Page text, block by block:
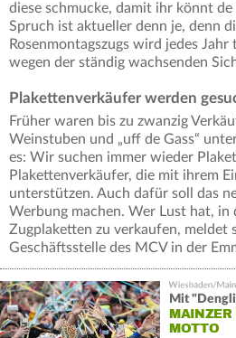
diese schmucke, damit ihr könnt de
Spruch ist aktueller denn je, denn
Rosenmontagszugs wird jedes
wegen der ständig wachsenden
Plakettenverkäufer werden
Früher waren bis zu zwanzig
Weinstuben und „uff de Gass“
es: Wir suchen immer wieder
Plakettenverkäufer, die mit ihrem
unterstützen. Auch dafür soll das
Werbung machen. Wer Lust hat, in
Zugplaketten zu verkaufen, meldet
Geschäftsstelle des MCV in der
Mit
MAINZER
MOTTO